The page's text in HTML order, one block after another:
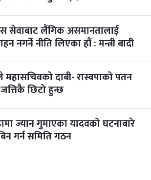
सेवाबाट लैंगिक असमानतालाई
नगर्ने नीति लिएका हौं : मन्त्री बादी
महासचिवको दाबी- रास्वपाको पतन
छिटो हुन्छ
ज्यान गुमाएका यादवको घटनाबारे
गर्न समिति गठन